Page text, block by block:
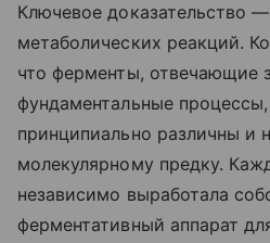
Ключевое доказательство
метаболических реакций.
что ферменты, отвечающие
фундаментальные
принципиально различны и
молекулярному предку.
независимо выработала
ферментативный аппарат